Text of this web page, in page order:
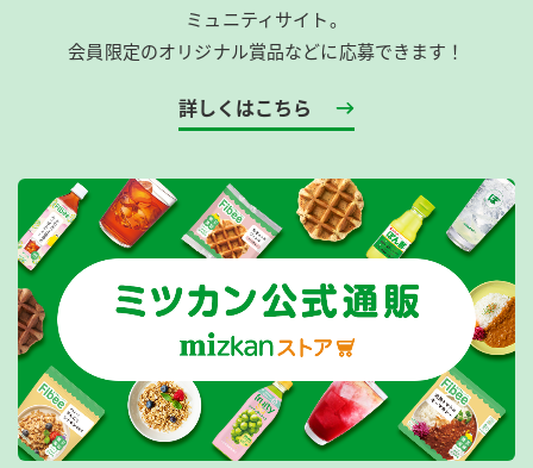
ミュニティサイト。
会員限定のオリジナル賞品などに応募できます！
詳しくはこちら